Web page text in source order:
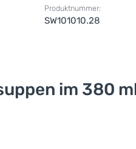
Produktnummer:
SW101010.28
im 380